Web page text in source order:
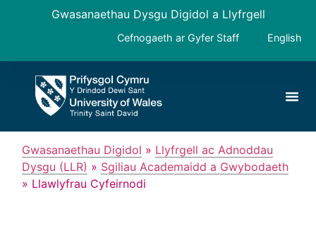
Gwasanaethau Dysgu Digidol a Llyfrgell
Cefnogaeth ar Gyfer Staff English
Gwasanaethau Digidol » Llyfrgell ac Adnoddau
Dysgu (LLR) » Sgiliau Academaidd a Gwybodaeth
» Llawlyfrau Cyfeirnodi